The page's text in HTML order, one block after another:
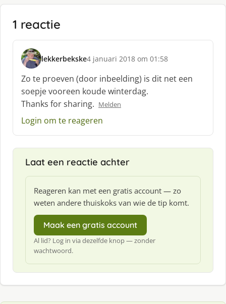
1 reactie
lekkerbekske
s
c
h
r
e
e
:
4 januari 2018 om 01:58
Zo te proeven (door inbeelding) is dit net een
soepje vooreen koude winterdag.
Thanks for sharing. Melden
Login om te reageren
Laat een reactie achter
Reageren kan met een gratis account — zo
weten andere thuiskoks van wie de tip komt.
Maak een gratis account
Al lid? Log in via dezelfde knop — zonder
wachtwoord.